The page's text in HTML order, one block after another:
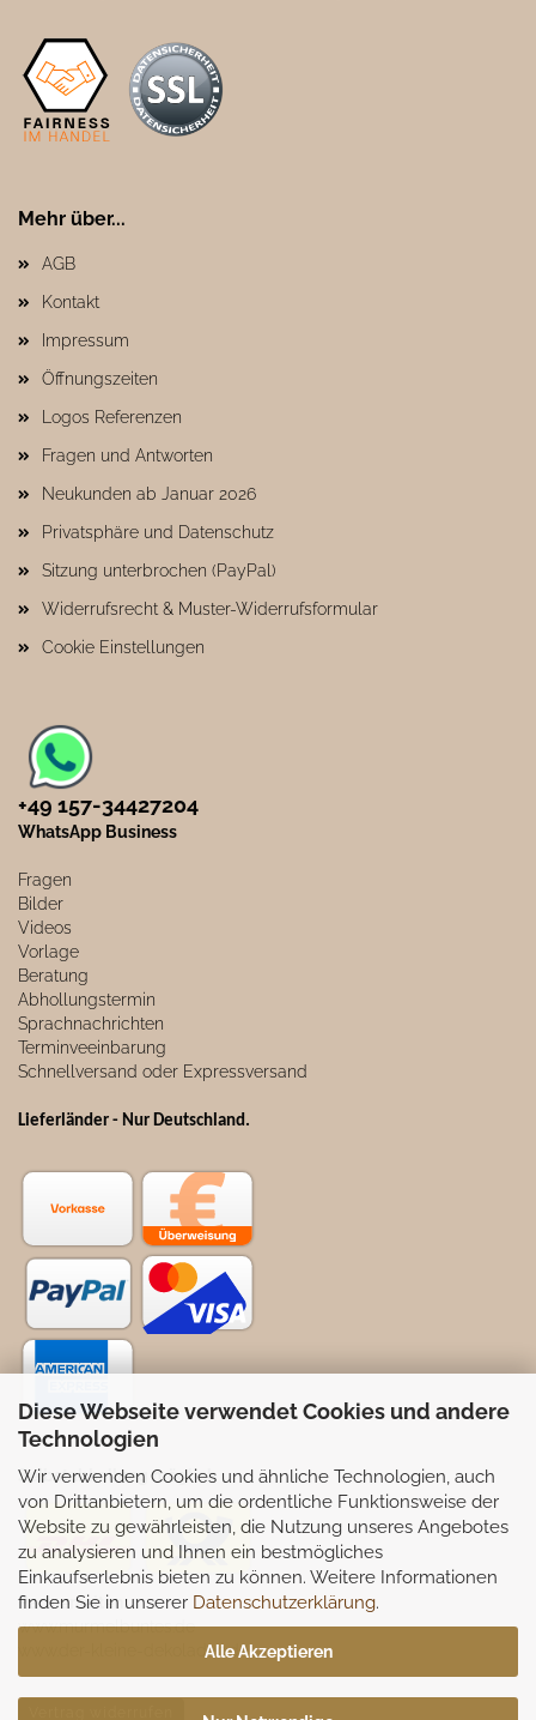
Diese Webseite verwendet Cookies und andere
Technologien
Wir verwenden Cookies und ähnliche Technologien, auch
von Drittanbietern, um die ordentliche Funktionsweise der
Website zu gewährleisten, die Nutzung unseres Angebotes
zu analysieren und Ihnen ein bestmögliches
Einkaufserlebnis bieten zu können. Weitere Informationen
finden Sie in unserer Datenschutzerklärung.
Alle Akzeptieren
Mehr über...
AGB
Kontakt
Impressum
Öffnungszeiten
Logos Referenzen
Fragen und Antworten
Neukunden ab Januar 2026
Privatsphäre und Datenschutz
Sitzung unterbrochen (PayPal)
Widerrufsrecht & Muster-Widerrufsformular
Cookie Einstellungen
+49 157-34427204​
WhatsApp Business
Fragen
Bilder
Videos
Vorlage
Beratung
Abhollungstermin
Sprachnachrichten
Terminveeinbarung
Schnellversand oder Expressversand
Lieferländer - Nur Deutschland.
Selbstabhollung möglich
Partnerseiten:
www.murmelbuntes.de
www.der-kleine-dekoladen.de